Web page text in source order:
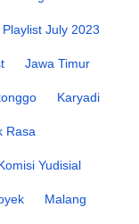
Playlist July 2023
Jawa Timur
Karyadi
Rasa
Yudisial
Malang